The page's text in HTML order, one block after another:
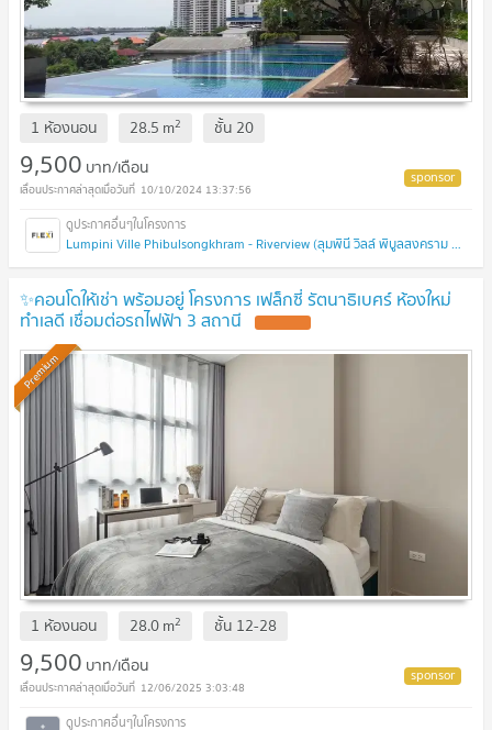
1 ห้องนอน 28.5 m2 ชั้น 20
9,500 บาท/เดือน
10/10/2024 13:37:56
Lumpini Ville Phibulsongkhram - Riverview (ลุมพินี วิลล์ พิบูลสงคราม - ริเวอร์วิว)
✨คอนโดให้เช่า พร้อมอยู่ โครงการ เฟล็กซี่ รัตนาธิเบศร์ ห้องใหม่
ทำเลดี เชื่อมต่อรถไฟฟ้า 3 สถานี
Premium
1 ห้องนอน 28.0m2 ชั้น 12-28
9,500 บาท/เดือน
12/06/2025 3:03:48